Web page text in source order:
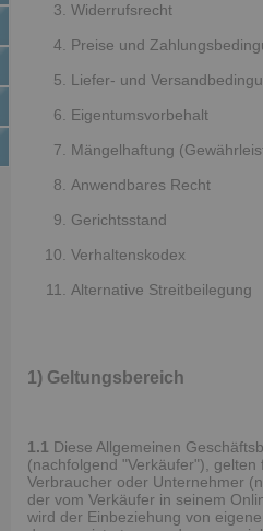
Widerrufsrecht
Preise und
Liefer- und
Eigentumsvorbehalt
Mängelhaftung
Anwendbares Recht
Gerichtsstand
Verhaltenskodex
Alternative Streitbeilegung
1) Geltungsbereich
1.1 Diese Allgemeinen
(nachfolgend "Verkäufer"),
Verbraucher oder Unternehmer
der vom Verkäufer in seinem
wird der Einbeziehung von